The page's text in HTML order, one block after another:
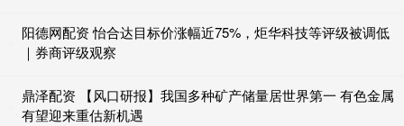
阳德网配资 怡合达目标价涨幅近75%，炬华科技等评级被调低
｜券商评级观察
鼎泽配资 【风口研报】我国多种矿产储量居世界第一 有色金属
有望迎来重估新机遇